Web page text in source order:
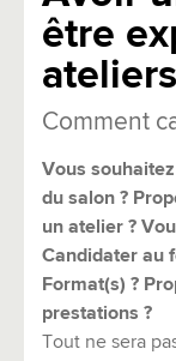
être
Comment
Vous
du salon ?
un atelier ?
Candidater au
Format(s) ?
prestations ?
Tout ne sera